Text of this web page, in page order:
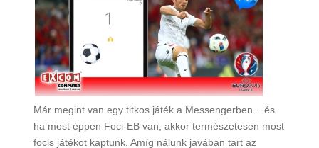
Már megint van egy titkos játék a Messengerben... és
ha most éppen Foci-EB van, akkor természetesen most
focis játékot kaptunk. Amíg nálunk javában tart az